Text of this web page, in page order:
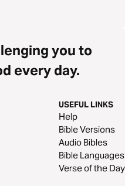
you to
every day.
USEFUL LINKS
Help
Bible Versions
Audio Bibles
Bible Languages
Verse of the Day